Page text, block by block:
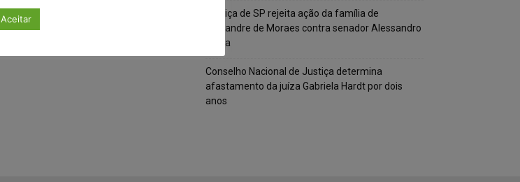
Justiça de SP rejeita ação da família de
Alexandre de Moraes contra senador Alessandro
Vieira
Conselho Nacional de Justiça determina
afastamento da juíza Gabriela Hardt por dois
anos
Aceitar